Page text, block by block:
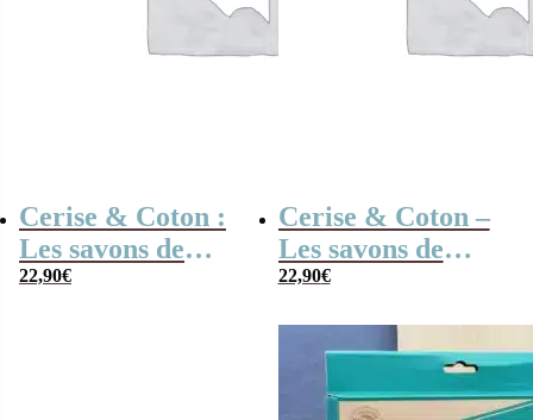
Cerise & Coton :
Les savons de
papa – Coffret
22,90€
Cerise & Coton –
Les savons de
maman – Coffret
22,90€